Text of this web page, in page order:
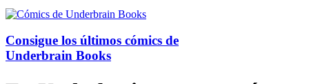
Consigue los últimos cómics de
Underbrain Books